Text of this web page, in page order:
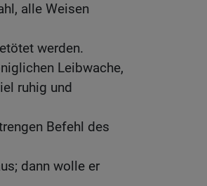
alle Weisen
werden.
Leibwache,
ruhig und
Befehl des
dann wolle er